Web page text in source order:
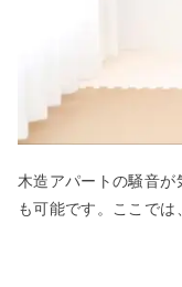
木造アパートの騒音が
も可能です。ここでは